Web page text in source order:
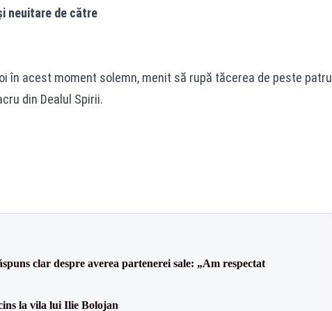
neuitare de către
în acest moment solemn, menit să rupă tăcerea de peste patru
din Dealul Spirii.
clar despre averea partenerei sale: „Am respectat
la vila lui Ilie Bolojan